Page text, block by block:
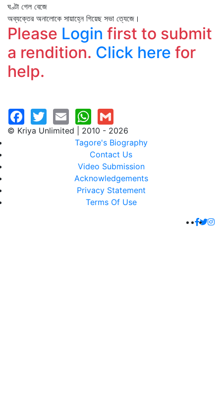
ঘণ্টা গেল বেজে
অব্যক্তের অনালোকে সায়াহ্নে গিয়েছ সভা ত্যেজে।
Please Login first to submit
a rendition. Click here for
help.
© Kriya Unlimited | 2010 - 2026
Tagore's Biography
Contact Us
Video Submission
Acknowledgements
Privacy Statement
Terms Of Use